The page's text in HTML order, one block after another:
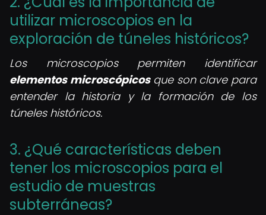
utilizar microscopios en la
exploración de túneles históricos?
Los microscopios permiten identificar
elementos microscópicosque son clave para
entender la historia y la formación de los
túneles históricos.
3. ¿Qué características deben
tener los microscopios para el
estudio de muestras
subterráneas?